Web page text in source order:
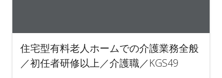
住宅型有料老人ホームでの介護業務全般
／初任者研修以上／介護職／KGS49